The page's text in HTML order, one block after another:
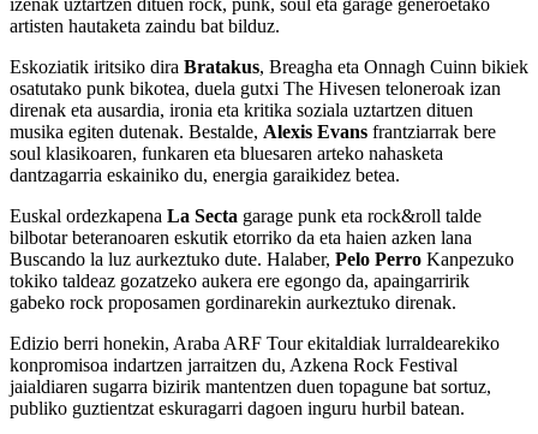
izenak uztartzen dituen rock, punk, soul eta garage generoetako
artisten hautaketa zaindu bat bilduz.
Eskoziatik iritsiko dira Bratakus, Breagha eta Onnagh Cuinn bikiek
osatutako punk bikotea, duela gutxi The Hivesen teloneroak izan
direnak eta ausardia, ironia eta kritika soziala uztartzen dituen
musika egiten dutenak. Bestalde, Alexis Evans frantziarrak bere
soul klasikoaren, funkaren eta bluesaren arteko nahasketa
dantzagarria eskainiko du, energia garaikidez betea.
Euskal ordezkapena La Secta garage punk eta rock&roll talde
bilbotar beteranoaren eskutik etorriko da eta haien azken lana
Buscando la luz aurkeztuko dute. Halaber, Pelo Perro Kanpezuko
tokiko taldeaz gozatzeko aukera ere egongo da, apaingarririk
gabeko rock proposamen gordinarekin aurkeztuko direnak.
Edizio berri honekin, Araba ARF Tour ekitaldiak lurraldearekiko
konpromisoa indartzen jarraitzen du, Azkena Rock Festival
jaialdiaren sugarra bizirik mantentzen duen topagune bat sortuz,
publiko guztientzat eskuragarri dagoen inguru hurbil batean.